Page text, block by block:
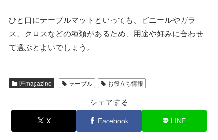
ひと口にテーブルマット といっても、ビニールやガラ
ス、クロスなどの種類があるため、用途や好みに合わせ
て選ぶとよいでしょう。
匠magazine テーブル お役立ち情報
シェアする
X Facebook LINE